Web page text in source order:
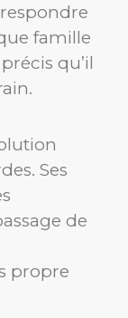
famille
qu’il
Ses
de
propre